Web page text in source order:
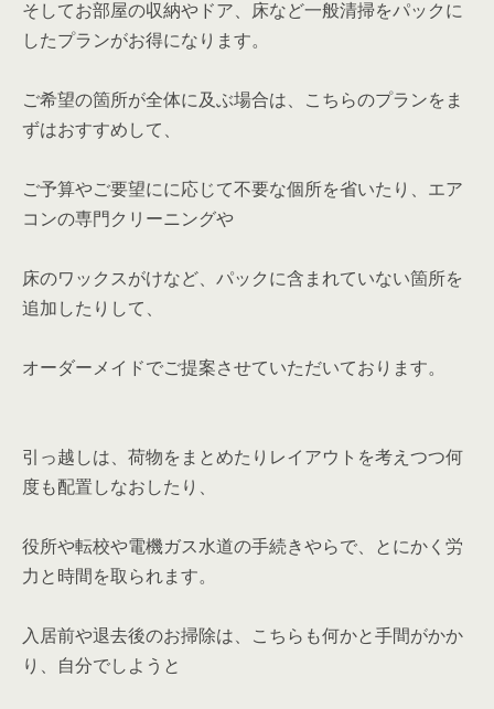
そしてお部屋の収納やドア、床など一般清掃をパックに
したプランがお得になります。
ご希望の箇所が全体に及ぶ場合は、こちらのプランをま
ずはおすすめして、
ご予算やご要望にに応じて不要な個所を省いたり、エア
コンの専門クリーニングや
床のワックスがけなど、パックに含まれていない箇所を
追加したりして、
オーダーメイドでご提案させていただいております。
引っ越しは、荷物をまとめたりレイアウトを考えつつ何
度も配置しなおしたり、
役所や転校や電機ガス水道の手続きやらで、とにかく労
力と時間を取られます。
入居前や退去後のお掃除は、こちらも何かと手間がかか
り、自分でしようと